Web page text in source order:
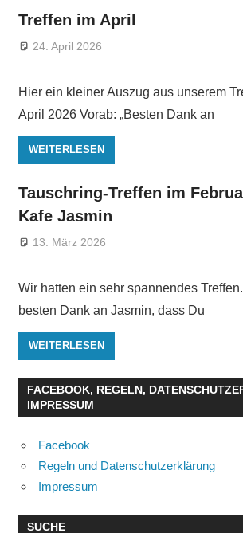
Treffen im April
24. April 2026
Hier ein kleiner Auszug aus unserem
April 2026 Vorab: „Besten Dank an
WEITERLESEN
Tauschring-Treffen im
Kafe Jasmin
13. März 2026
Wir hatten ein sehr spannendes
besten Dank an Jasmin, dass Du
WEITERLESEN
FACEBOOK, REGELN,
IMPRESSUM
Facebook
Regeln und Datenschutzerklärung
Impressum
SUCHE